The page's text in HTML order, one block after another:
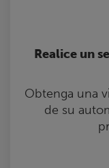
Realice un
Obtenga una
de su